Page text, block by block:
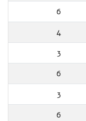
6
4
3
6
3
6